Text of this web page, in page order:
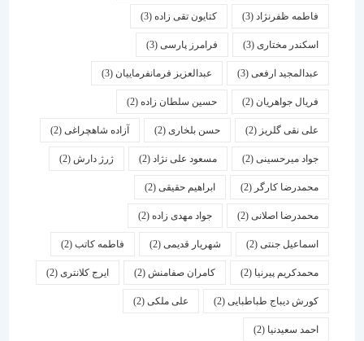
فاطمه ظفرنژاد(3) کتایون تقی زاده(3)
اسكندر مختاری (3) فرامرز پارسی(3)
عبدالمجید ارفعی(3) عبدالعزیز فرمانفرماییان(3)
فریال جواهریان(2) حسین سلطان زاده(2)
علی نقی گلریز(2) حسن بلخاری(2) آزاده شاهچراغی(2)
جواد میرحسینی(2) مسعود علی نژاد(2) ژرژ دارش (2)
محمدرضا کارگر(2) ابراهیم حقیقی(2)
محمدرضا اصلانی(2) جواد مهدی زاده(2)
اسماعیل جنتی(2) شهریار قدیمی(2) فاطمه کاتب(2)
محمدکریم پیرنیا (2) کامران صفامنش(2) ایرج کلانتری (2)
کورش دیباج طباطبایی(2) علی ملکی(2)
احمد سعیدنیا (2)